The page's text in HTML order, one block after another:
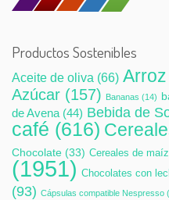
Productos Sostenibles
Aceite de oliva (66) Arroz
Azúcar (157) Bananas (14)
de Avena (44) Bebida de
café (616)
Chocolate (33) Cereales de maíz
(1951) Chocolates con
(93) Cápsulas compatible Nespresso